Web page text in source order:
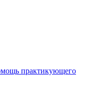
практикующего